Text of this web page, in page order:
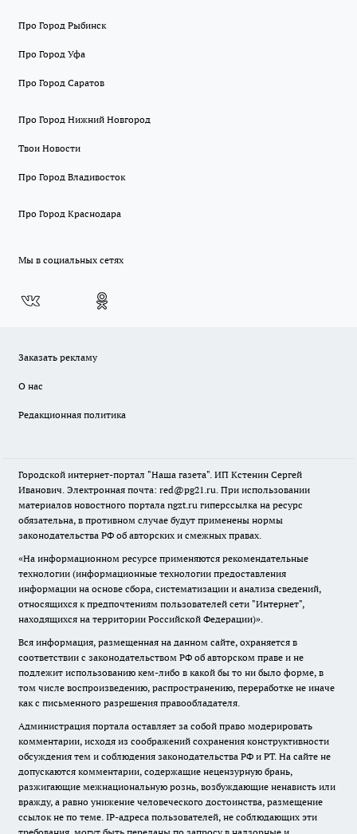
Про Город Рыбинск
Про Город Уфа
Про Город Саратов
Про Город Нижний Новгород
Твои Новости
Про Город Владивосток
Про Город Краснодара
Мы в социальных сетях
Заказать рекламу
О нас
Редакционная политика
Городской интернет-портал "Наша газета". ИП Кстенин Сергей
Иванович. Электронная почта: red@pg21.ru. При использовании
материалов новостного портала ngzt.ru гиперссылка на ресурс
обязательна, в противном случае будут применены нормы
законодательства РФ об авторских и смежных правах.
«На информационном ресурсе применяются рекомендательные
технологии (информационные технологии предоставления
информации на основе сбора, систематизации и анализа сведений,
относящихся к предпочтениям пользователей сети "Интернет",
находящихся на территории Российской Федерации)».
Вся информация, размещенная на данном сайте, охраняется в
соответствии с законодательством РФ об авторском праве и не
подлежит использованию кем-либо в какой бы то ни было форме, в
том числе воспроизведению, распространению, переработке не иначе
как с письменного разрешения правообладателя.
Администрация портала оставляет за собой право модерировать
комментарии, исходя из соображений сохранения конструктивности
обсуждения тем и соблюдения законодательства РФ и РТ. На сайте не
допускаются комментарии, содержащие нецензурную брань,
разжигающие межнациональную рознь, возбуждающие ненависть или
вражду, а равно унижение человеческого достоинства, размещение
ссылок не по теме. IP-адреса пользователей, не соблюдающих эти